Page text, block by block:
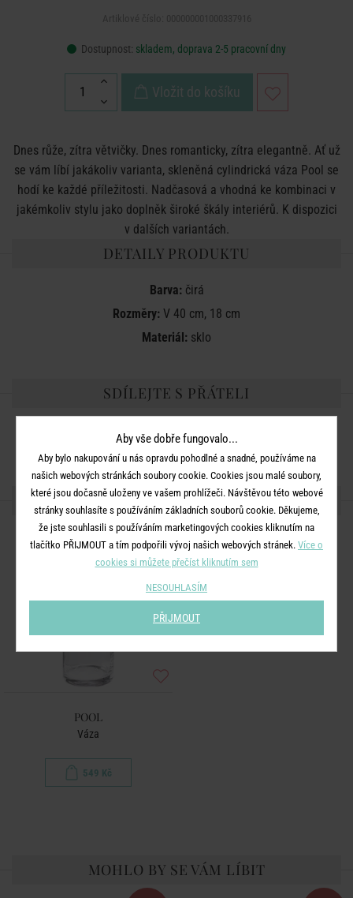
Dostupnost: skladem, doprava 2-5 pracovní dny
Vložit do košíku
Dnes růže, zítra větvičky. Dnes romanticky, zítra elegantně. Ať už
se vám líbí jakákoliv varianta, skleněná cylindrická váza Pool se
hodí ke každé příležitosti. Nadčasová a vhodná ke kombinaci v
jakémkoliv stylu jako doplněk široké škály interiérů. K dispozici
v dalších variantách.
DETAILY PRODUKTU
Barva:čirá
Rozměry: V 40 cm, 18 cm
Materiál: sklo
SDÍLEJTE S PŘÁTELI
DALŠÍ PRODUKTY ZE SÉRIE
POOL
Váza
549 Kč
MOHLO BY SE VÁM LÍBIT
Aby vše dobře fungovalo...
Aby bylo nakupování u nás opravdu pohodlné a snadné, používáme na
našich webových stránkách soubory cookie. Cookies jsou malé soubory,
které jsou dočasně uloženy ve vašem prohlížeči. Návštěvou této webové
stránky souhlasíte s používáním základních souborů cookie. Děkujeme,
že jste souhlasili s používáním marketingových cookies kliknutím na
tlačítko PŘIJMOUT a tím podpořili vývoj našich webových stránek. Více o
cookies si můžete přečíst kliknutím sem
NESOUHLASÍM
PŘIJMOUT